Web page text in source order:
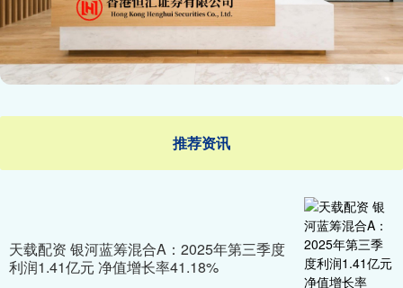
推荐资讯
天载配资 银河蓝筹混合A：2025年第三季度
利润1.41亿元 净值增长率41.18%